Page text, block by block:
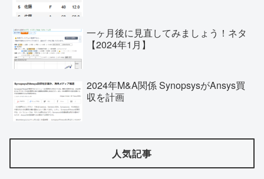
一ヶ月後に見直してみましょう！ネタ
【2024年1月】
2024年M&A関係 SynopsysがAnsys買
収を計画
人気記事